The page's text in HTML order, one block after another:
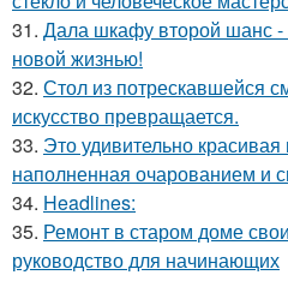
31. Дала шкафу второй шанс -
новой жизнью!
32. Стол из потрескавшейся
искусство превращается.
33. Это удивительно
наполненная очарованием и
34. Headlines:
35. Ремонт в старом доме
руководство для начинающих